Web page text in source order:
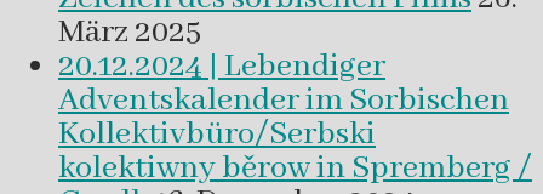
März 2025
20.12.2024 | Lebendiger
Adventskalender im Sorbischen
Kollektivbüro/Serbski
kolektiwny běrow in Spremberg /